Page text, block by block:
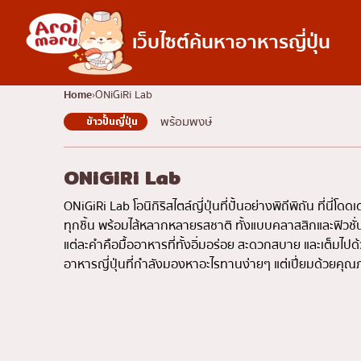
เว็บไซต์ค้นหาอาหารญี่ปุ่น
อาหารญี่ปุ่น
ราเมง
อิซากายะ
ปิ้งย่างญี่ปุ่น/ยากินิกุ
HomeONiGiRi Lab
ข้าวปั้นญี่ปุ่น พร้อมพงษ์
ONiGiRi Lab
ONiGiRi Lab โอนิกิริสไตล์ญี่ปุ่นที่ปั้นอย่างพิถีพิถัน ที่นี่โด
ทุกชิ้น พร้อมไส้หลากหลายรสชาติ ทั้งแบบคลาสสิกและฟิว
แต่ละคำคือมื้ออาหารที่ทั้งอิ่มอร่อย สะดวกสบาย และเต็มไ
อาหารญี่ปุ่นที่กำลังมองหาอะไรทานง่ายๆ แต่เปี่ยมด้วยคุ